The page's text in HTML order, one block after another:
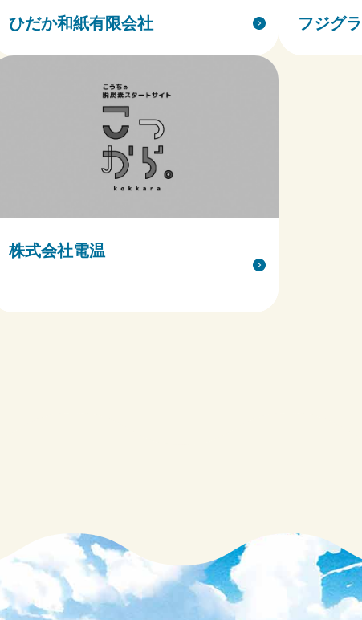
ひだか和紙有限会社 フジグ
株式会社電温